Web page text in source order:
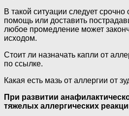
В такой ситуации следует срочно
помощь или доставить
любое промедление может
исходом.
Стоит ли назначать капли от
по ссылке.
Какая есть мазь от аллергии от
При развитии
тяжелых аллергических